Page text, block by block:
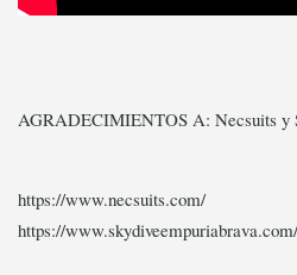
AGRADECIMIENTOS A: Necsuits y
https://www.necsuits.com/
https://www.skydiveempuriabrava.com/